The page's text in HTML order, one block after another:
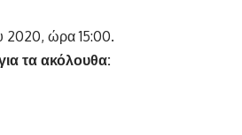
2020, ώρα 15:00.
τα ακόλουθα: